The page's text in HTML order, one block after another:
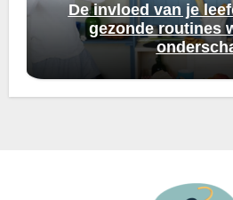
De invloed van je
gezonde routines